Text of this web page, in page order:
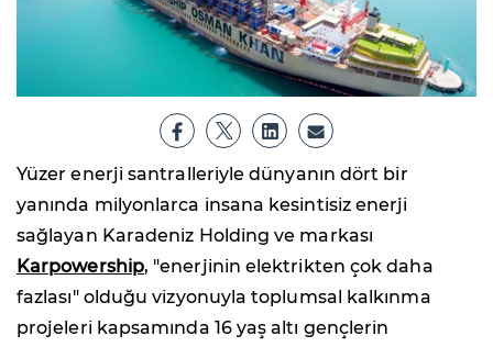
Yüzer enerji santralleriyle dünyanın dört bir
yanında milyonlarca insana kesintisiz enerji
sağlayan Karadeniz Holding ve markası
Karpowership, "enerjinin elektrikten çok daha
fazlası" olduğu vizyonuyla toplumsal kalkınma
projeleri kapsamında 16 yaş altı gençlerin